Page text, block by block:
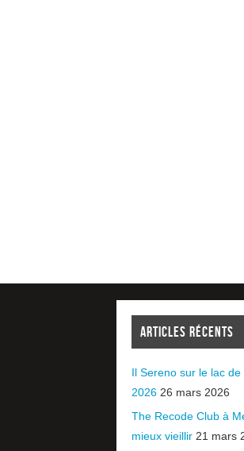
ARTICLES RÉCENTS
Il Sereno sur le lac de
2026 26 mars 2026
The Recode Club à
mieux vieillir 21 mars